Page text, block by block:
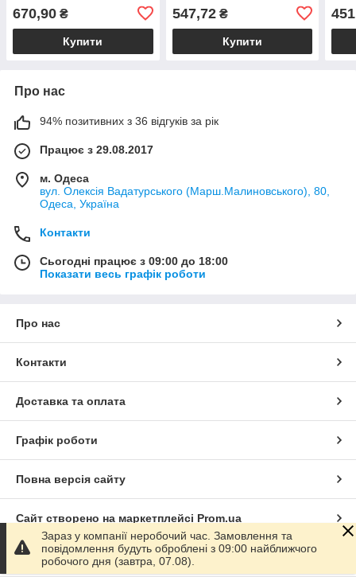
670,90 ₴
Купити
547,72₴
Купити
Про нас
94% позитивних з 36 відгуків за рік
Працює з 29.08.2017
м. Одеса
вул. Олексія Вадатурського (Марш.Малиновського), 80,
Одеса, Україна
Контакти
Сьогодні працює з 09:00 до 18:00
Показати весь графік роботи
Про нас
Контакти
Доставка та оплата
Графік роботи
Повна версія сайту
Сайт створено на маркетплейсі Prom.ua
Політика конфіденційності
Зараз у компанії неробочий час. Замовлення та
повідомлення будуть оброблені з 09:00 найближчого
робочого дня (завтра, 07.08).